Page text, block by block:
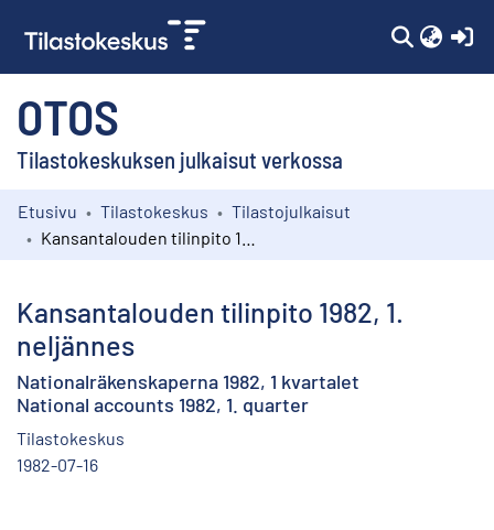
OTOS
Tilastokeskuksen julkaisut verkossa
Kokoelmat
Etusivu Tilastokeskus
Tilastojulkaisut
Kansantalouden tilinpito 1982, 1.
neljännes
Nationalräkenskaperna 1982, 1 kvartalet
National accounts 1982, 1. quarter
Tilastokeskus
1982-07-16